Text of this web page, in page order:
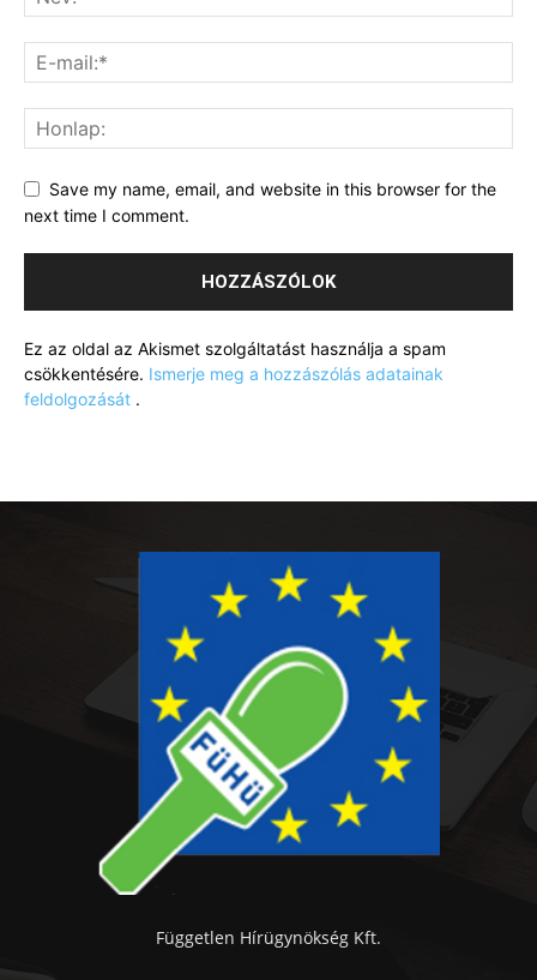
Save my name, email, and website in this browser for the
next time I comment.
Ez az oldal az Akismet szolgáltatást használja a spam
csökkentésére. Ismerje meg a hozzászólás adatainak
feldolgozását .
Független Hírügynökség Kft.